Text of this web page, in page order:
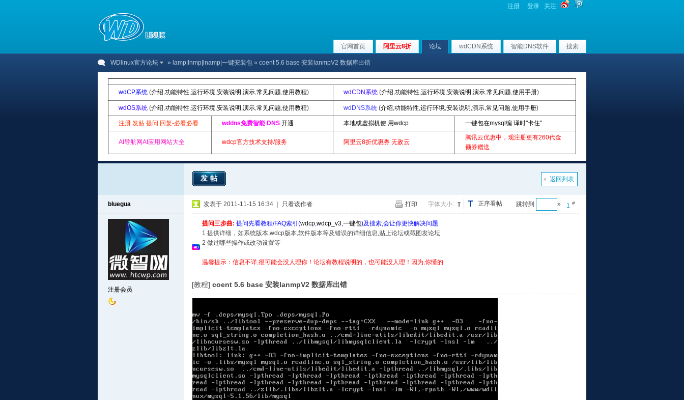
注册 登录 关注:
官网首页 阿里云8折 论坛 wdCDN系统 智能DNS软件 搜索
WDlinux官方论坛 » lamp|lnmp|lnamp|一键安装包 » coent 5.6 base 安装lanmpV2 数据库出错
wdCP系统 (介绍,功能特性,运行环境,安装说明 ,演示,常见问题,使用教程) wdCDN系统 (介绍,功能特性,运行环境,安装说明 ,演示,常见问题,使用手册)
wdOS系统 (介绍,功能特性,运行环境,安装说明 ,演示,常见问题,使用教程) wdDNS系统 (介绍,功能特性,运行环境,安装说明 ,演示,常见问题,使用手册)
注册 发贴 提问 回复-必看必看 wddns免费智能 DNS 开通 本地或虚拟机使 用wdcp 一键包在mysql编 译时"卡住"
AI导航网AI应用网站大全 wdcp官方技术支持/服务 阿里云8折优惠券 无敌云
腾讯云优惠中，现注册更有260代金
额券赠送
返回列表
发帖
bluegua
注册会员
1 #
跳转到 »
正序看帖
打印 字体大小:
发表于 2011-11-15 16:34 只看该作者
提问三步曲: 提问先看教程/FAQ索引(wdcp,wdcp_v3,一键包)及搜索,会让你更快解决问题
1 提供详细，如系统版本,wdcp版本,软件版本等及错误的详细信息,贴上论坛或截图发论坛
2 做过哪些操作或改动设置等
温馨提示：信息不详,很可能会没人理你！论坛有教程说明的，也可能没人理！因为,你懂的
[教程] coent 5.6 base 安装lanmpV2 数据库出错